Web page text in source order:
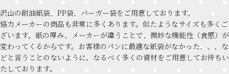
沢山の耐油紙袋、PP袋、バーガー袋をご用意しております。
協力メーカーの商品も非常に多くあります。似たようなサイズも多くご
ざいます。紙の厚み、メーカーが違うことで、微妙な機能性（食感）が
変わってくるからです。お客様のパンに最適な紙袋がなかった、、、な
どと言うことのないように、なるべく多くの資材をご用意してお待ちい
たしております。